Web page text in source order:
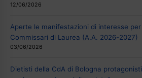
12/06/2026
Aperte le manifestazioni di interesse
Commissari di Laurea (A.A. 2026-2027)
03/06/2026
Dietisti della CdA di Bologna